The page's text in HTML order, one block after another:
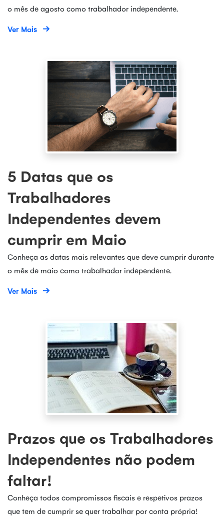
o mês de agosto como trabalhador independente.
Ver Mais
5 Datas que os
Trabalhadores
Independentes devem
cumprir em Maio
Conheça as datas mais relevantes que deve cumprir durante
o mês de maio como trabalhador independente.
Ver Mais
Prazos que os Trabalhadores
Independentes não podem
faltar!
Conheça todos compromissos fiscais e respetivos prazos
que tem de cumprir se quer trabalhar por conta própria!